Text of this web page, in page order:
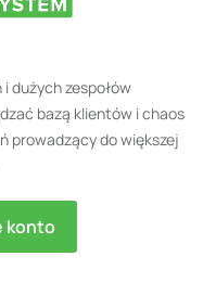
dużych zespołów
bazą klientów i chaos
prowadzący do większej
konto